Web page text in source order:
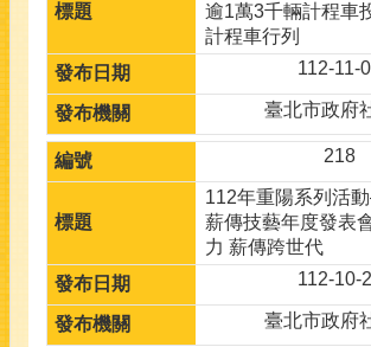
逾1萬3千輛計程車
計程車行列
112-11-
臺北市政府
218
112年重陽系列活
薪傳技藝年度發表
力 薪傳跨世代
112-10-
臺北市政府